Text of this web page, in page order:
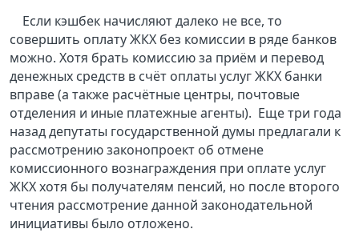
Если кэшбек начисляют далеко не все, то
совершить оплату ЖКХ без комиссии в ряде банков
можно. Хотя брать комиссию за приём и перевод
денежных средств в счёт оплаты услуг ЖКХ банки
вправе (а также расчётные центры, почтовые
отделения и иные платежные агенты). Еще три года
назад депутаты государственной думы предлагали к
рассмотрению законопроект об отмене
комиссионного вознаграждения при оплате услуг
ЖКХ хотя бы получателям пенсий, но после второго
чтения рассмотрение данной законодательной
инициативы было отложено.